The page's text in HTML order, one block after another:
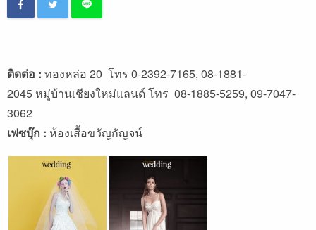
ติดต่อ : ทองหล่อ 20 โทร 0-2392-7165, 08-1881-
2045 หมู่บ้านเชียงใหม่แลนด์ โทร 08-1885-5259, 09-7047-
3062
เฟซบุ๊ก : ห้องเสื้อขวัญกัญจน์